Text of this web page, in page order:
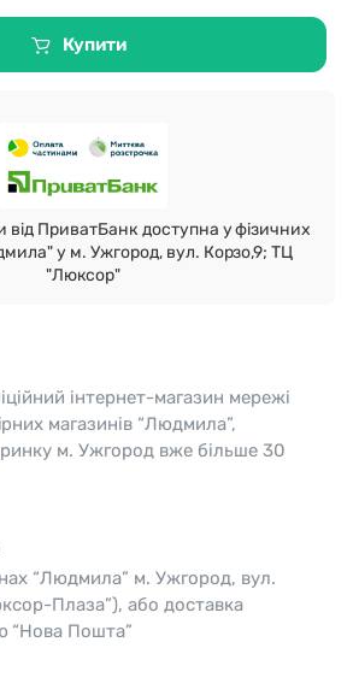
Купити
від ПриватБанк доступна у фізичних
у м. Ужгород, вул. Корзо,9; ТЦ
"Люксор"
інтернет-магазин мережі
магазинів “Людмила”,
м. Ужгород вже більше 30
“Людмила” м. Ужгород, вул.
Плаза”), або доставка
“Нова Пошта”